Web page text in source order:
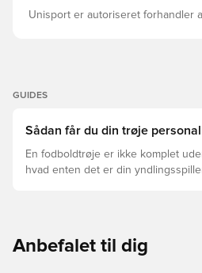
Unisport er autoriseret forhandler
GUIDES
Sådan får du din trøje
En fodboldtrøje er ikke komplet
hvad enten det er din
Anbefalet til dig